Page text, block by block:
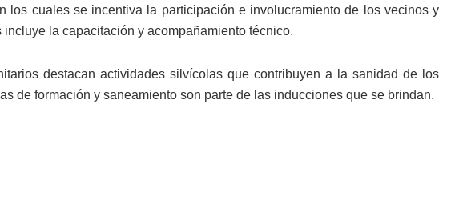
los cuales se incentiva la participación e involucramiento de los vecinos y
la capacitación y acompañamiento técnico.
destacan actividades silvícolas que contribuyen a la sanidad de los
de formación y saneamiento son parte de las inducciones que se brindan.